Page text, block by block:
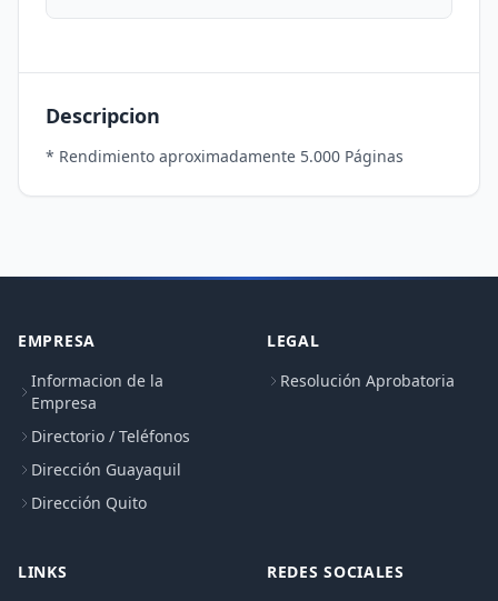
Descripcion
EMPRESA
Informacion de la
Empresa
Directorio / Teléfonos
Dirección Guayaquil
Dirección Quito
LEGAL
Resolución Aprobatoria
LINKS REDES SOCIALES